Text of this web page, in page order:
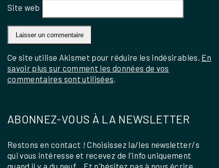
Site web
Ce site utilise Akismet pour réduire les indésirables. En
savoir plus sur comment les données de vos
commentaires sont utilisées
ABONNEZ-VOUS À LA NEWSLETTER
Restons en contact ! Choisissez la/les newsletter/s
qui vous intéresse et recevez de l'info uniquement
quand il y a du neuf... Et n'hésitez pas à nous écrire,